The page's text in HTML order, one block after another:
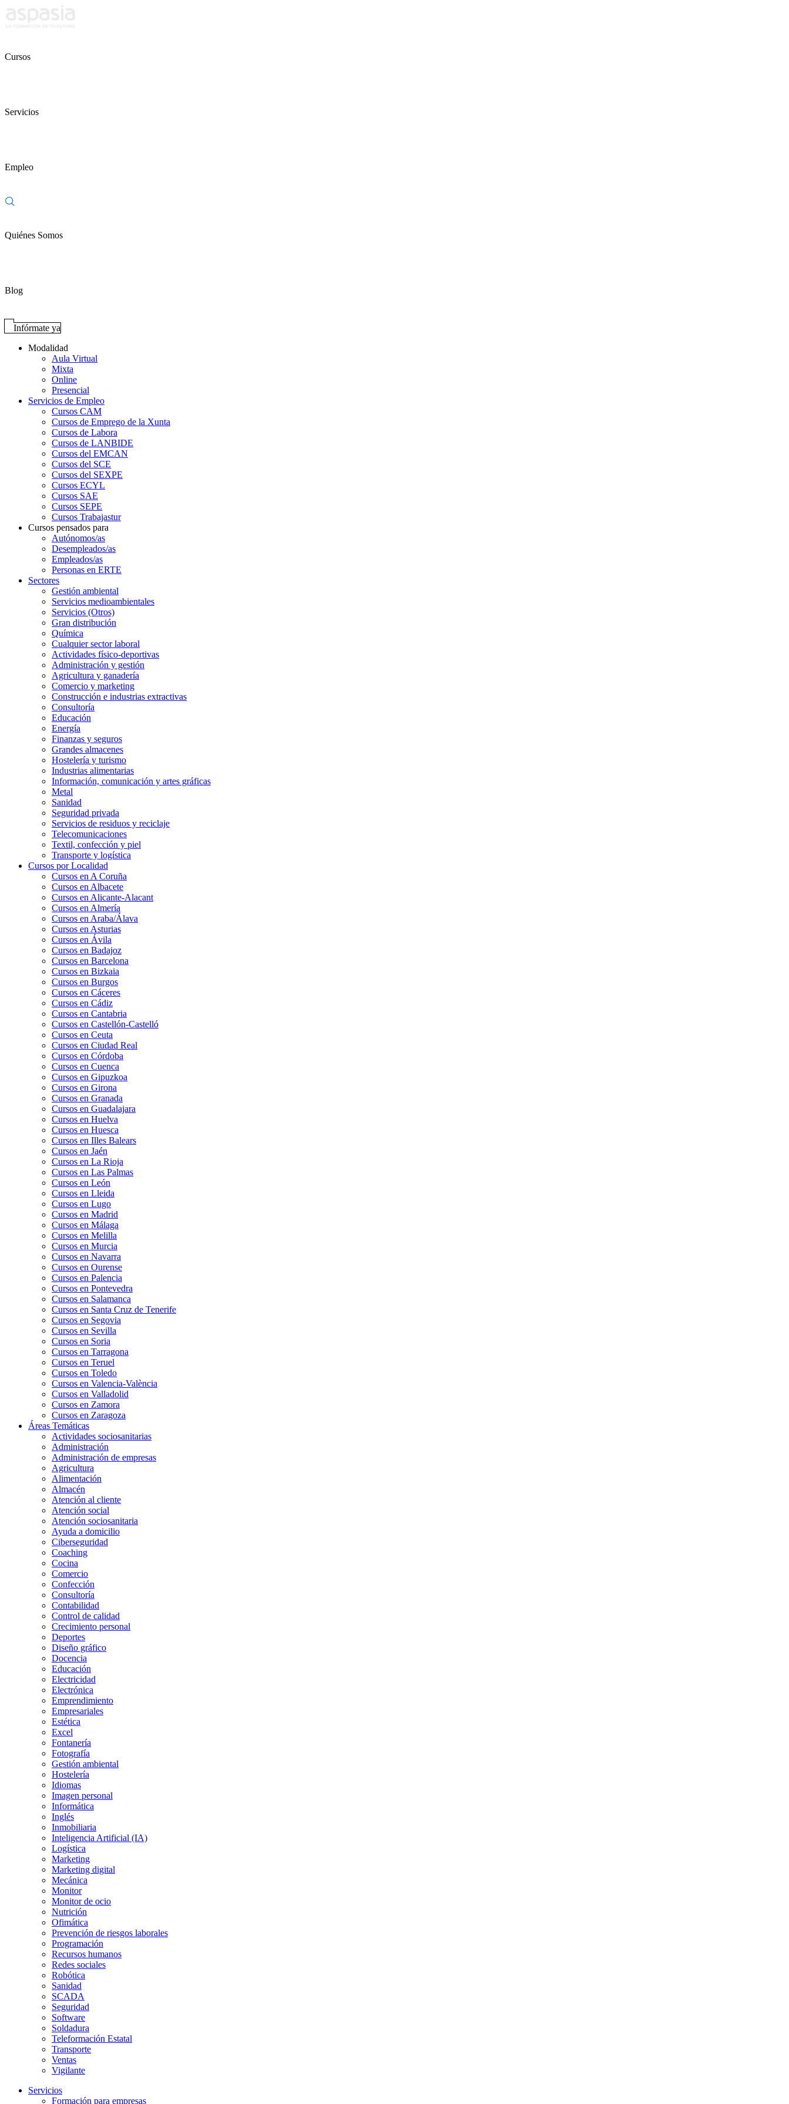
Cursos
Servicios
Empleo
Quiénes Somos
Blog
Infórmate ya
Modalidad
Aula Virtual
Mixta
Online
Presencial
Servicios de Empleo
Cursos CAM
Cursos de Emprego de la Xunta
Cursos de Labora
Cursos de LANBIDE
Cursos del EMCAN
Cursos del SCE
Cursos del SEXPE
Cursos ECYL
Cursos SAE
Cursos SEPE
Cursos Trabajastur
Cursos pensados para
Autónomos/as
Desempleados/as
Empleados/as
Personas en ERTE
Sectores
Gestión ambiental
Servicios medioambientales
Servicios (Otros)
Gran distribución
Química
Cualquier sector laboral
Actividades físico-deportivas
Administración y gestión
Agricultura y ganadería
Comercio y marketing
Construcción e industrias extractivas
Consultoría
Educación
Energía
Finanzas y seguros
Grandes almacenes
Hostelería y turismo
Industrias alimentarias
Información, comunicación y artes gráficas
Metal
Sanidad
Seguridad privada
Servicios de residuos y reciclaje
Telecomunicaciones
Textil, confección y piel
Transporte y logística
Cursos por Localidad
Cursos en A Coruña
Cursos en Albacete
Cursos en Alicante-Alacant
Cursos en Almería
Cursos en Araba/Álava
Cursos en Asturias
Cursos en Ávila
Cursos en Badajoz
Cursos en Barcelona
Cursos en Bizkaia
Cursos en Burgos
Cursos en Cáceres
Cursos en Cádiz
Cursos en Cantabria
Cursos en Castellón-Castelló
Cursos en Ceuta
Cursos en Ciudad Real
Cursos en Córdoba
Cursos en Cuenca
Cursos en Gipuzkoa
Cursos en Girona
Cursos en Granada
Cursos en Guadalajara
Cursos en Huelva
Cursos en Huesca
Cursos en Illes Balears
Cursos en Jaén
Cursos en La Rioja
Cursos en Las Palmas
Cursos en León
Cursos en Lleida
Cursos en Lugo
Cursos en Madrid
Cursos en Málaga
Cursos en Melilla
Cursos en Murcia
Cursos en Navarra
Cursos en Ourense
Cursos en Palencia
Cursos en Pontevedra
Cursos en Salamanca
Cursos en Santa Cruz de Tenerife
Cursos en Segovia
Cursos en Sevilla
Cursos en Soria
Cursos en Tarragona
Cursos en Teruel
Cursos en Toledo
Cursos en Valencia-València
Cursos en Valladolid
Cursos en Zamora
Cursos en Zaragoza
Áreas Temáticas
Actividades sociosanitarias
Administración
Administración de empresas
Agricultura
Alimentación
Almacén
Atención al cliente
Atención social
Atención sociosanitaria
Ayuda a domicilio
Ciberseguridad
Coaching
Cocina
Comercio
Confección
Consultoría
Contabilidad
Control de calidad
Crecimiento personal
Deportes
Diseño gráfico
Docencia
Educación
Electricidad
Electrónica
Emprendimiento
Empresariales
Estética
Excel
Fontanería
Fotografía
Gestión ambiental
Hostelería
Idiomas
Imagen personal
Informática
Inglés
Inmobiliaria
Inteligencia Artificial (IA)
Logística
Marketing
Marketing digital
Mecánica
Monitor
Monitor de ocio
Nutrición
Ofimática
Prevención de riesgos laborales
Programación
Recursos humanos
Redes sociales
Robótica
Sanidad
SCADA
Seguridad
Software
Soldadura
Teleformación Estatal
Transporte
Ventas
Vigilante
Servicios
Formación para empresas